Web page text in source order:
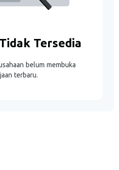
Tersedia
belum membuka
terbaru.